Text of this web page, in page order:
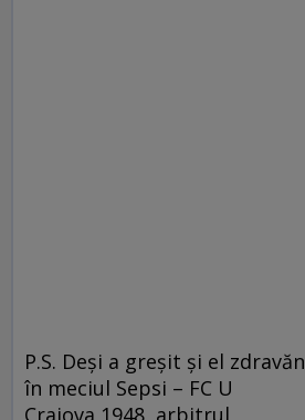
P.S. Deşi a greşit şi el zdravăn
în meciul Sepsi – FC U